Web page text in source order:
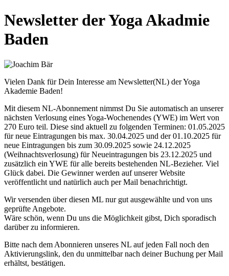
Newsletter der Yoga Akadmie
Baden
Vielen Dank für Dein Interesse am Newsletter(NL) der Yoga
Akademie Baden!
Mit diesem NL-Abonnement nimmst Du Sie automatisch an unserer
nächsten Verlosung eines Yoga-Wochenendes (YWE) im Wert von
270 Euro teil. Diese sind aktuell zu folgenden Terminen: 01.05.2025
für neue Eintragungen bis max. 30.04.2025 und der 01.10.2025 für
neue Eintragungen bis zum 30.09.2025 sowie 24.12.2025
(Weihnachtsverlosung) für Neueintragungen bis 23.12.2025 und
zusätzlich ein YWE für alle bereits bestehenden NL-Bezieher. Viel
Glück dabei. Die Gewinner werden auf unserer Website
veröffentlicht und natürlich auch per Mail benachrichtigt.
Wir versenden über diesen ML nur gut ausgewählte und von uns
geprüfte Angebote.
Wäre schön, wenn Du uns die Möglichkeit gibst, Dich sporadisch
darüber zu informieren.
Bitte nach dem Abonnieren unseres NL auf jeden Fall noch den
Aktivierungslink, den du unmittelbar nach deiner Buchung per Mail
erhältst, bestätigen.